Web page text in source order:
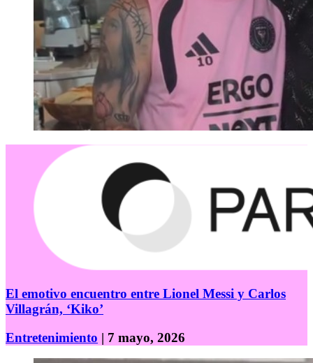
El emotivo encuentro entre Lionel Messi y Carlos
Villagrán, ‘Kiko’
Entretenimiento | 7 mayo, 2026